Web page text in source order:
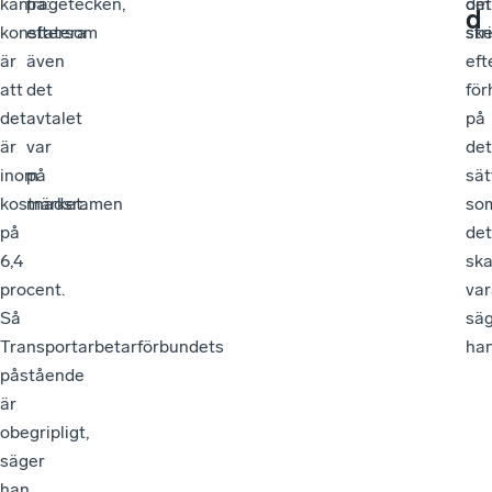
konstatera
är
att
det
är
inom
kostnadsramen
på
6,4
procent.
Så
Transportarbetarförbundets
påstående
är
obegripligt,
säger
eftersom
även
det
avtalet
var
på
märket.
d
på
det
det
ska